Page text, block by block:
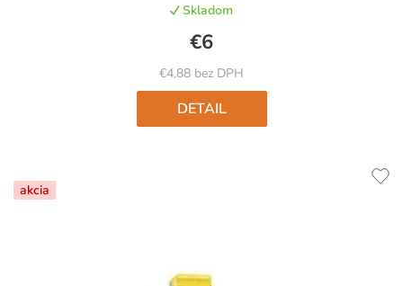
je
4,8
z
5
hviezdičiek.
Skladom
€4,88 bez DPH
€6
DETAIL
akcia